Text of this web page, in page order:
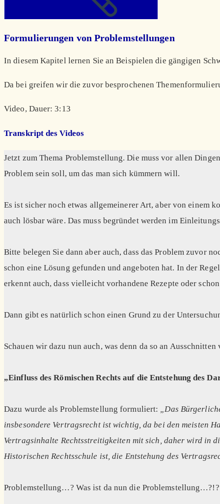
Formulierungen von Problemstellungen
In diesem Kapitel lernen Sie an Beispielen die gängigen
Da bei greifen wir die zuvor besprochenen
Video, Dauer: 3:13
Transkript des Videos
Jetzt zum Thema Problemstellung. Die muss vor allen
Problem sein soll, um das man sich kümmern will.
Es ist sicher noch etwas allgemeinerer Art, aber von einem
auch lösbar wäre. Das muss begründet werden im
Bitte belegen Sie dann aber auch, dass das Problem zuvor
schon eine Lösung gefunden und angeboten hat. In der
erkennt auch, dass vielleicht vorhandene Rezepte oder
Dann gibt es natürlich schon einen Grund zu der
Schauen wir dazu nun auch, was denn da so an
„Einfluss des Römischen Rechts auf die Entstehung des
Dazu wurde als Problemstellung formuliert: „Das
insbesondere Vertragsrecht ist wichtig, da bei den meisten
Vertragsinhalte Rechtsstreitigkeiten mit sich, daher wird in
Historischen Rechtsschule ist, die Entstehung des
Problemstellung…? Was ist da nun die Problemstellung…?!?